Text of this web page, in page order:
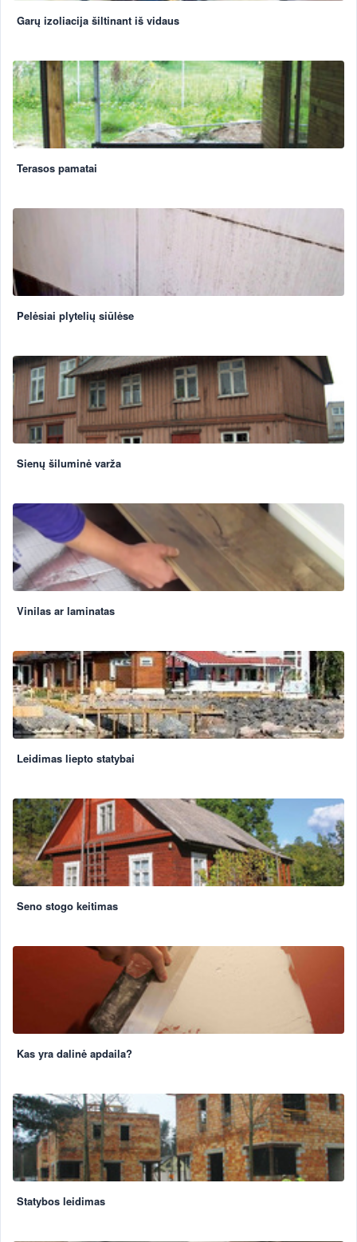
Garų izoliacija šiltinant iš vidaus
Terasos pamatai
Pelėsiai plytelių siūlėse
Sienų šiluminė varža
Vinilas ar laminatas
Leidimas liepto statybai
Seno stogo keitimas
Kas yra dalinė apdaila?
Statybos leidimas